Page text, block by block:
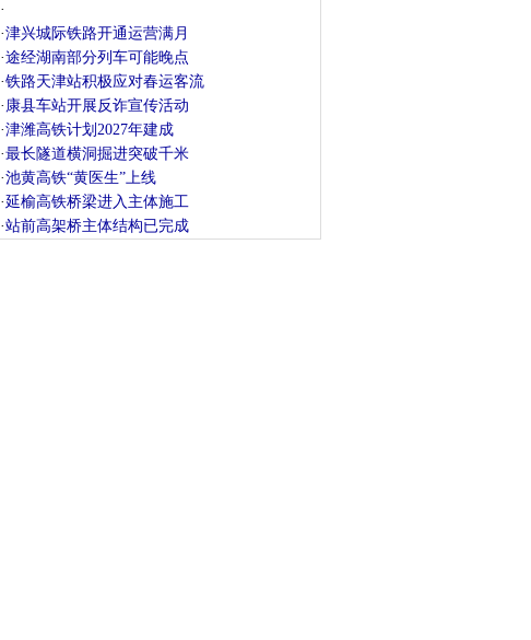
·
·津兴城际铁路开通运营满月
·途经湖南部分列车可能晚点
·铁路天津站积极应对春运客流
· 康县车站开展反诈宣传活动
·津潍高铁计划2027年建成
·最长隧道横洞掘进突破千米
·池黄高铁“黄医生”上线
· 延榆高铁桥梁进入主体施工
·站前高架桥主体结构已完成